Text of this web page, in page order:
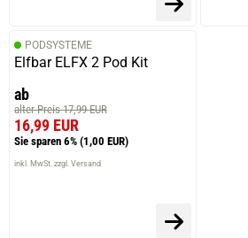
PODSYSTEME
Elfbar ELFX 2 Pod Kit
ab
alter Preis 17,99 EUR
16,99 EUR
Sie sparen 6% (1,00 EUR)
inkl. MwSt. zzgl. Versand